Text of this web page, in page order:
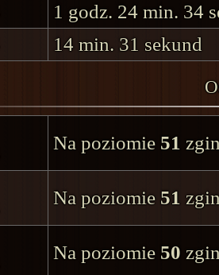
1 godz. 24 min. 34
14 min. 31 sekund
Na poziomie 51
Na poziomie 51
Na poziomie 50